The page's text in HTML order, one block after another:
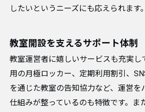
したいというニーズにも応えられます。
教室開設を支えるサポート体制
教室運営者に嬉しいサービスも充実し
用の月極ロッカー、定期利用割引、
を通じた教室の告知協力など、運営を
仕組みが整っているのも特徴です。ま